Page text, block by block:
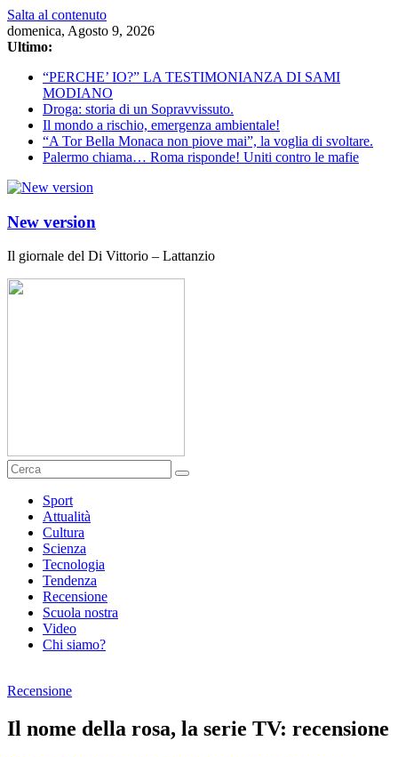
Salta al contenuto
domenica, Agosto 9, 2026
Ultimo:
“PERCHE’ IO?” LA TESTIMONIANZA DI SAMI
MODIANO
Droga: storia di un Sopravvissuto.
Il mondo a rischio, emergenza ambientale!
“A Tor Bella Monaca non piove mai”, la voglia di svoltare.
Palermo chiama… Roma risponde! Uniti contro le mafie
New version
Il giornale del Di Vittorio – Lattanzio
Sport
Attualità
Cultura
Scienza
Tecnologia
Tendenza
Recensione
Scuola nostra
Video
Chi siamo?
Recensione
Il nome della rosa, la serie TV: recensione